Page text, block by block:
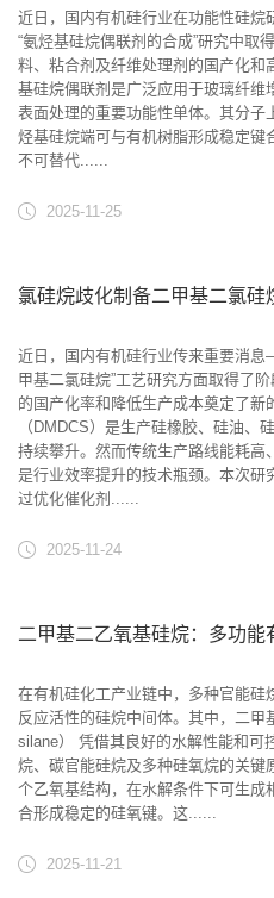
近日，国内有机硅行业在功能性硅
“氨烃基硅烷偶联剂的合成”研究中取
料、粘合剂及纤维处理剂的国产化
基硅烷偶联剂是广泛应用于玻璃纤
表面处理的重要功能性单体。其分
烃基硅烷端可与有机树脂形成稳定
不可替代......
2025-11-25
氯硅烷歧化制备二甲基二氯
近日，国内有机硅行业传来重要消
甲基二氯硅烷”工艺研究方面取得了
的国产化率和降低生产成本奠定了新
（DMDCS）是生产硅橡胶、硅油、
持续攀升。然而传统生产路线能耗
是行业效率提升的技术瓶颈。本次研
过优化催化剂......
2025-11-24
在有机硅化工产业链中，多种官能硅
反应活性的硅烷中间体。其中，二
silane） 凭借其良好的水解性能和可
烷、碳官能硅烷及多种硅氧烷的关
个乙氧基结构，在水解条件下可生
合形成稳定的硅氧键。这......
2025-11-21